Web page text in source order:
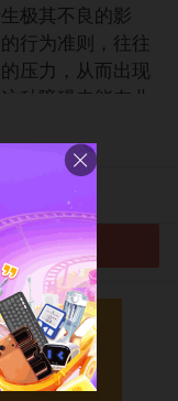
极其不良的影
行为准则，往往
压力，从而出现
种障碍未能在儿
一般儿童容易产
人也因此萎靡不
、恋爱、结婚，
重视孩子的性
和矫治存在的问
，是极有可提得
复习资料